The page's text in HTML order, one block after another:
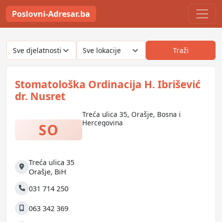
Poslovni-Adresar.ba
Traži
Stomatološka Ordinacija H. Ibrišević
dr. Nusret
SO
Treća ulica 35, Orašje, Bosna i
Hercegovina
Adresa
Treća ulica 35
Orašje, BiH
Telefon031 714 250
Mobilni063 342 369